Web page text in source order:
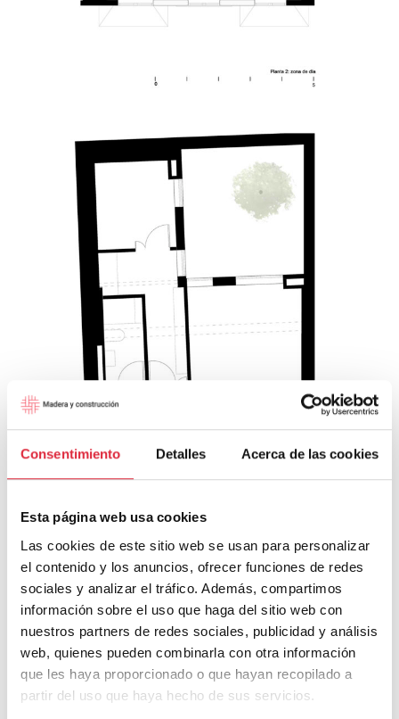
Consentimiento Detalles Acerca de las cookies
Esta página web usa cookies
Las cookies de este sitio web se usan para personalizar
el contenido y los anuncios, ofrecer funciones de redes
sociales y analizar el tráfico. Además, compartimos
información sobre el uso que haga del sitio web con
nuestros partners de redes sociales, publicidad y análisis
web, quienes pueden combinarla con otra información
que les haya proporcionado o que hayan recopilado a
partir del uso que haya hecho de sus servicios.